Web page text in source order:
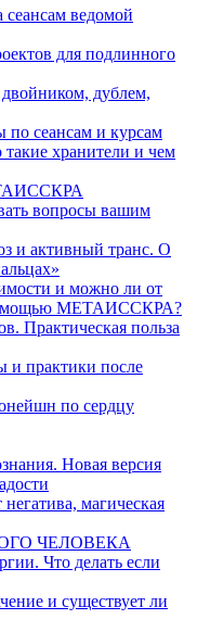
сеансам ведомой
для подлинного
дублем,
по сеансам и курсам
хранители и чем
вопросы вашим
и активный транс. О
и можно ли от
МЕТАИССКРА?
Практическая польза
и практики после
по сердцу
Новая версия
магическая
ЧЕЛОВЕКА
Что делать если
и существует ли